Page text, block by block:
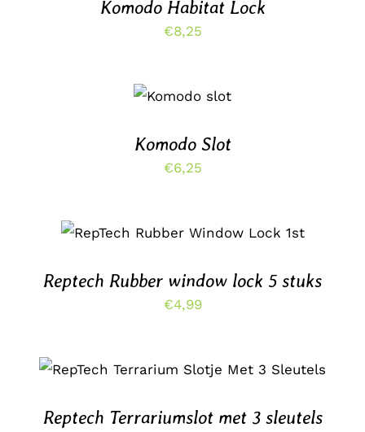
Komodo Habitat Lock
€8,25
WINKELWAGEN
Komodo Slot
€6,25
OPTIES SELECTEREN DIT
PRODUCT
MEERDERE
VARIATIES.
WORDEN
PRODUCTPAGINA
/
DETAILS
Reptech Rubber window lock 5 stuks
€4,99
TOEVOEGEN AAN WINKELWAGEN
/
DETAILS
Reptech Terrariumslot met 3 sleutels